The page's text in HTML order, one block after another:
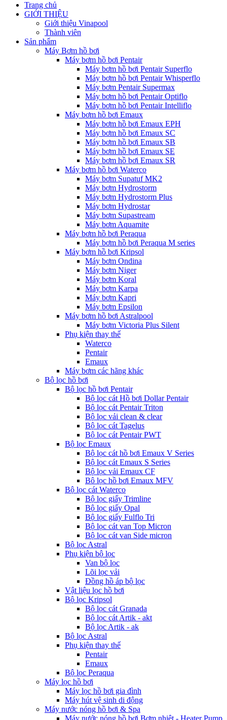
Trang chủ
GIỚI THIỆU
Giới thiệu Vinapool
Thành viên
Sản phẩm
Máy Bơm hồ bơi
Máy bơm hồ bơi Pentair
Máy bơm hồ bơi Pentair Superflo
Máy bơm hồ bơi Pentair Whisperflo
Máy bơm Pentair Supermax
Máy bơm hồ bơi Pentair Optiflo
Máy bơm hồ bơi Pentair Intelliflo
Máy bơm hồ bơi Emaux
Máy bơm hồ bơi Emaux EPH
Máy bơm hồ bơi Emaux SC
Máy bơm hồ bơi Emaux SB
Máy bơm hồ bơi Emaux SE
Máy bơm hồ bơi Emaux SR
Máy bơm hồ bơi Waterco
Máy bơm Supatuf MK2
Máy bơm Hydrostorm
Máy bơm Hydrostorm Plus
Máy bơm Hydrostar
Máy bơm Supastream
Máy bơm Aquamite
Máy bơm hồ bơi Peraqua
Máy bơm hồ bơi Peraqua M series
Máy bơm hồ bơi Kripsol
Máy bơm Ondina
Máy bơm Niger
Máy bơm Koral
Máy bơm Karpa
Máy bơm Kapri
Máy bơm Epsilon
Máy bơm hồ bơi Astralpool
Máy bơm Victoria Plus Silent
Phụ kiện thay thế
Waterco
Pentair
Emaux
Máy bơm các hãng khác
Bộ lọc hồ bơi
Bộ lọc hồ bơi Pentair
Bộ lọc cát Hồ bơi Dollar Pentair
Bộ lọc cát Pentair Triton
Bộ lọc vải clean & clear
Bộ lọc cát Tagelus
Bộ lọc cát Pentair PWT
Bộ lọc Emaux
Bộ lọc cát hồ bơi Emaux V Series
Bộ lọc cát Emaux S Series
Bộ lọc vải Emaux CF
Bô lọc hồ bơi Emaux MFV
Bộ lọc cát Waterco
Bộ lọc giấy Trimline
Bộ lọc giấy Opal
Bộ lọc giấy Fulflo Tri
Bộ lọc cát van Top Micron
Bộ lọc cát van Side micron
Bộ lọc Astral
Phụ kiện bộ lọc
Van bộ lọc
Lõi lọc vải
Đồng hồ áp bộ lọc
Vật liệu lọc hồ bơi
Bộ lọc Kripsol
Bộ lọc cát Granada
Bộ lọc cát Artik - akt
Bộ lọc Artik - ak
Bộ lọc Astral
Phụ kiện thay thế
Pentair
Emaux
Bộ lọc Peraqua
Máy lọc hồ bơi
Máy lọc hồ bơi gia đình
Máy hút vệ sinh di động
Máy nước nóng hồ bơi & Spa
Máy nước nóng hồ bơi Bơm nhiệt - Heater Pump